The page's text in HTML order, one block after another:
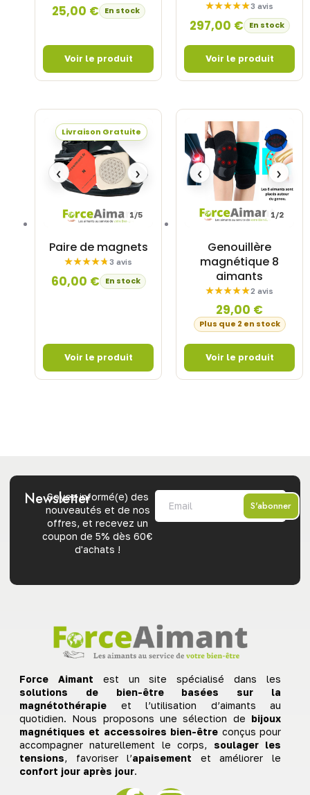
25,00 € En stock 3 avis
297,00 € En stock
Paire de magnets
3 avis
60,00 € En stock
Livraison Gratuite
‹ ›
1/5
Genouillère
magnétique 8
aimants
2 avis
29,00 €
Plus que 2 en stock
‹ ›
1/2
Newsletter
Soyez informé(e) des
nouveautés et de nos
offres, et recevez un
coupon de 5% dès 60€
d'achats !
S'abonner
Force Aimant est un site spécialisé dans les
solutions de bien-être basées sur la
magnétothérapie et l’utilisation d’aimants au
quotidien. Nous proposons une sélection de bijoux
magnétiques et accessoires bien-être conçus pour
accompagner naturellement le corps, soulager les
tensions, favoriser l’apaisement et améliorer le
confort jour après jour.